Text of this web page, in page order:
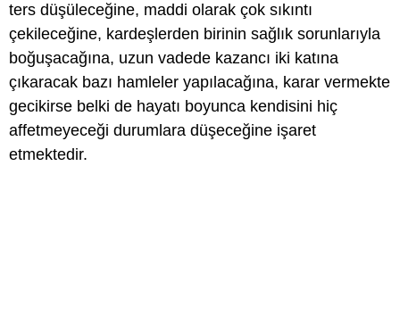
ters düşüleceğine, maddi olarak çok sıkıntı
çekileceğine, kardeşlerden birinin sağlık sorunlarıyla
boğuşacağına, uzun vadede kazancı iki katına
çıkaracak bazı hamleler yapılacağına, karar vermekte
gecikirse belki de hayatı boyunca kendisini hiç
affetmeyeceği durumlara düşeceğine işaret
etmektedir.